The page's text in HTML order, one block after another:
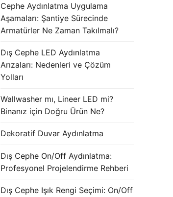
Cephe Aydınlatma Uygulama
Aşamaları: Şantiye Sürecinde
Armatürler Ne Zaman Takılmalı?
Dış Cephe LED Aydınlatma
Arızaları: Nedenleri ve Çözüm
Yolları
Wallwasher mı, Lineer LED mi?
Binanız için Doğru Ürün Ne?
Dekoratif Duvar Aydınlatma
Dış Cephe On/Off Aydınlatma:
Profesyonel Projelendirme Rehberi
Dış Cephe Işık Rengi Seçimi: On/Off